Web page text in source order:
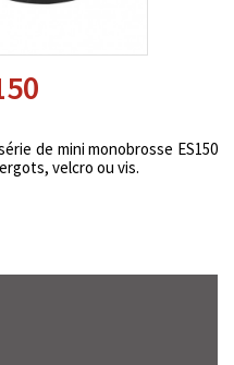
de mini monobrosse ES150
velcro ou vis.